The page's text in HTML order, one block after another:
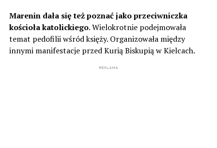
Marenin dała się też poznać jako przeciwniczka
kościoła katolickiego. Wielokrotnie podejmowała
temat pedofilii wśród księży. Organizowała między
innymi manifestacje przed Kurią Biskupią w Kielcach.